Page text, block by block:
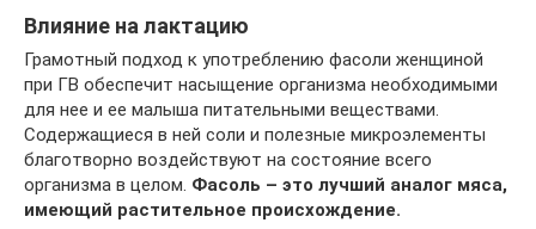
Влияние на лактацию
Грамотный подход к употреблению фасоли женщиной
при ГВ обеспечит насыщение организма необходимыми
для нее и ее малыша питательными веществами.
Содержащиеся в ней соли и полезные микроэлементы
благотворно воздействуют на состояние всего
организма в целом. Фасоль – это лучший аналог мяса,
имеющий растительное происхождение.